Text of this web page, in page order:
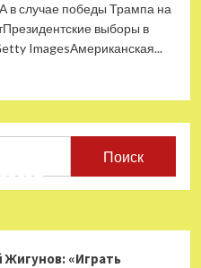
случае победы Трампа на
выборы в
ImagesАмериканская...
Жигунов: «Играть